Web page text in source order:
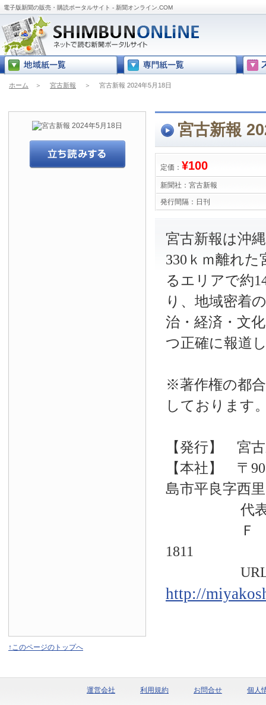
電子版新聞の販売・購読ポータルサイト - 新聞オンライン.COM
ホーム ＞ 宮古新報 ＞ 宮古新報 2024年5月18日
宮古新報
定価： ¥100
新聞社： 宮古新報
発行間隔： 日刊
宮古新報は沖
330ｋｍ離れ
るエリアで約
り、地域密着
治・経済・文
つ正確に報道
※著作権の都
しております
【発行】 宮
【本社】 〒
島市平良字西
代表電話
Ｆ Ａ
1811
URL
http://
↑このページのトップへ
運営会社 利用規約 お問合せ 個人